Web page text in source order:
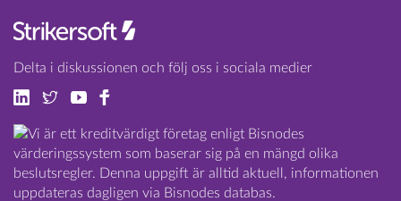
Delta i diskussionen och följ oss i sociala medier